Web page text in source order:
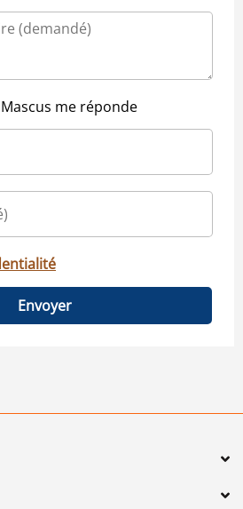
me réponde
Envoyer